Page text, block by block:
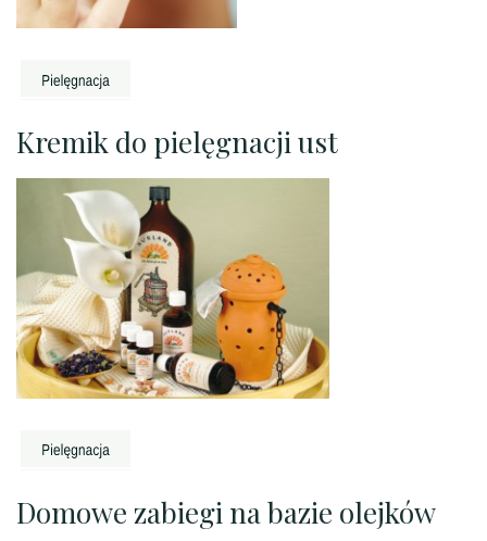
Kremik do pielęgnacji ust
Domowe zabiegi na bazie olejków